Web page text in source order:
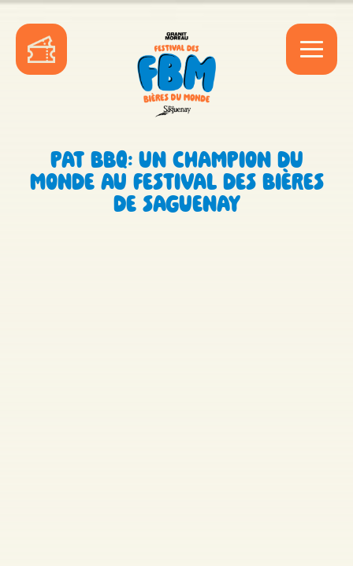
PAT BBQ: UN CHAMPION DU
MONDE AU FESTIVAL DES BIÈRES
DE SAGUENAY